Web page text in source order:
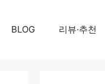
BLOG 리뷰·추천